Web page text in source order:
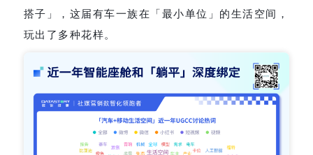
搭子」，这届有车一族在「最小单位」的生活空间，
玩出了多种花样。